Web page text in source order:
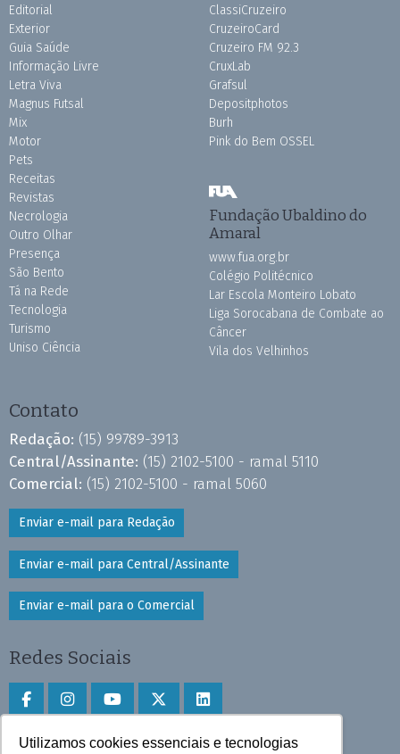
Utilizamos cookies essenciais e tecnologias
Editorial
Exterior
Guia Saúde
Informação Livre
Letra Viva
Magnus Futsal
Mix
Motor
Pets
Receitas
Revistas
Necrologia
Outro Olhar
Presença
São Bento
Tá na Rede
Tecnologia
Turismo
Uniso Ciência
ClassiCruzeiro
CruzeiroCard
Cruzeiro FM 92.3
CruxLab
Grafsul
Depositphotos
Burh
Pink do Bem OSSEL
Fundação Ubaldino do
Amaral
www.fua.org.br
Colégio Politécnico
Lar Escola Monteiro Lobato
Liga Sorocabana de Combate ao
Câncer
Vila dos Velhinhos
Contato
Redação: (15) 99789-3913
Central/Assinante: (15) 2102-5100 - ramal 5110
Comercial: (15) 2102-5100 - ramal 5060
Enviar e-mail para Redação
Enviar e-mail para Central/Assinante
Enviar e-mail para o Comercial
Redes Sociais